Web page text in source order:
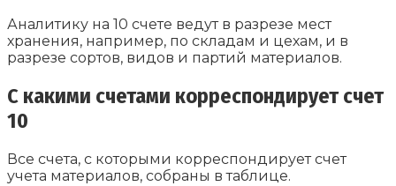
Аналитику на 10 счете ведут в разрезе мест
хранения, например, по складам и цехам, и в
разрезе сортов, видов и партий материалов.
С какими счетами корреспондирует счет
10
Все счета, с которыми корреспондирует счет
учета материалов, собраны в таблице.